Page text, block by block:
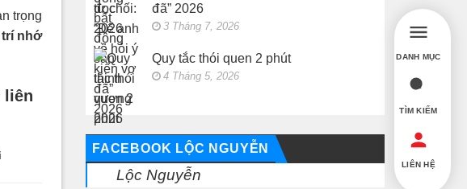
trọng
trí nhớ
liên
đã” 2026
3 Tháng 7, 2026
Quy tắc thói quen 2 phút
4 Tháng 5, 2026
FACEBOOK LỘC NGUYỄN
Lộc Nguyễn
DANH MỤC
TÌM KIẾM
LIÊN HỆ